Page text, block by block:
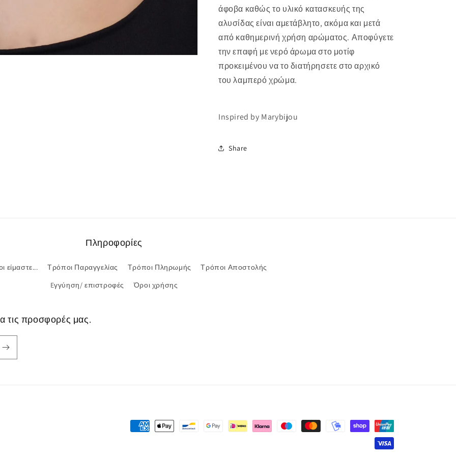
άφοβα καθώς το υλικό κατασκευής της
αλυσίδας είναι αμετάβλητο, ακόμα και μετά
από καθημερινή χρήση αρώματος. Αποφύγετε
την επαφή με νερό άρωμα στο μοτίφ
προκειμένου να το διατήρησετε στο αρχικό
του λαμπερό χρώμα.
Inspired by Marybijou
Share
Πληροφορίες
είμαστε... Τρόποι Παραγγελίας Τρόποι Πληρωμής
Τρόποι Αποστολής
Eγγύηση/ επιστροφές
Όροι χρήσης
τις προσφορές μας.
Μέθοδοι